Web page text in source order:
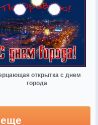
открытка с днем
города
еще